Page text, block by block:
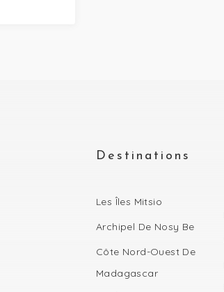
Destinations
Les Îles Mitsio
Archipel De Nosy Be
Côte Nord-Ouest De
Madagascar